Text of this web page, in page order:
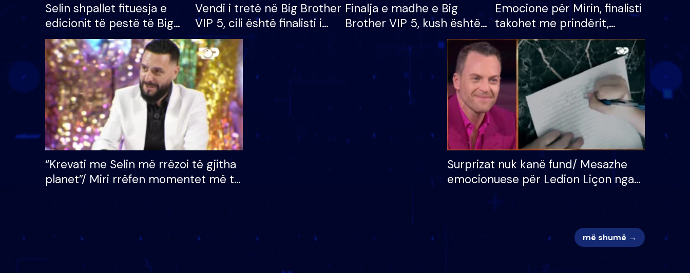
Selin shpallet fituesja e
edicionit të pestë të Big
Brother VIP, rrëmben
çmimin e madh prej 100
mijë eurosh
Vendi i tretë në Big Brother
VIP 5, cili është finalisti i
radhës që lë shtëpinë
Finalja e madhe e Big
Brother VIP 5, kush është
banori i parë që lë shtëpinë
dhe humb mundësinë për
të fituar çmimin e madh
Emocione për Mirin, finalisti
takohet me prindërit,
vajzën dhe bashkëshorten:
S’kemi ndonjë letër divorci
apo jo?
“Krevati me Selin më rrëzoi të gjitha
planet”/ Miri rrëfen momentet më të
mungojë zilja e mëngjesit kur…
Surprizat nuk kanë fund/ Mesazhe
emocionuese për Ledion Liçon nga
më shumë →